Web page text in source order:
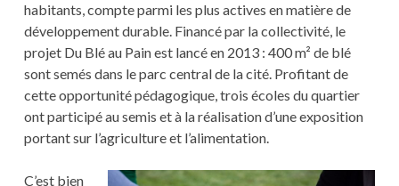
habitants, compte parmi les plus actives en matière de
développement durable. Financé par la collectivité, le
projet Du Blé au Pain est lancé en 2013 : 400 m² de blé
sont semés dans le parc central de la cité. Profitant de
cette opportunité pédagogique, trois écoles du quartier
ont participé au semis et à la réalisation d’une exposition
portant sur l’agriculture et l’alimentation.
C’est bien